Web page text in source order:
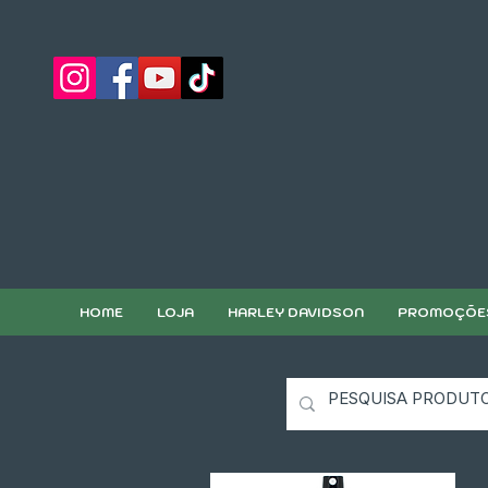
HOME LOJA HARLEY DAVIDSON